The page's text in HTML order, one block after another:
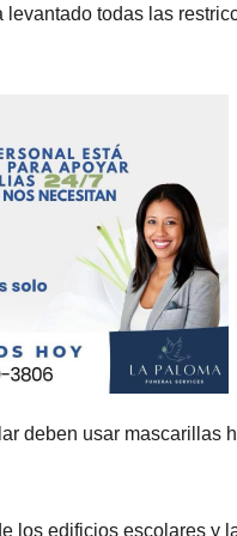
todas las
deben usar mascarillas
los edificios escolares y